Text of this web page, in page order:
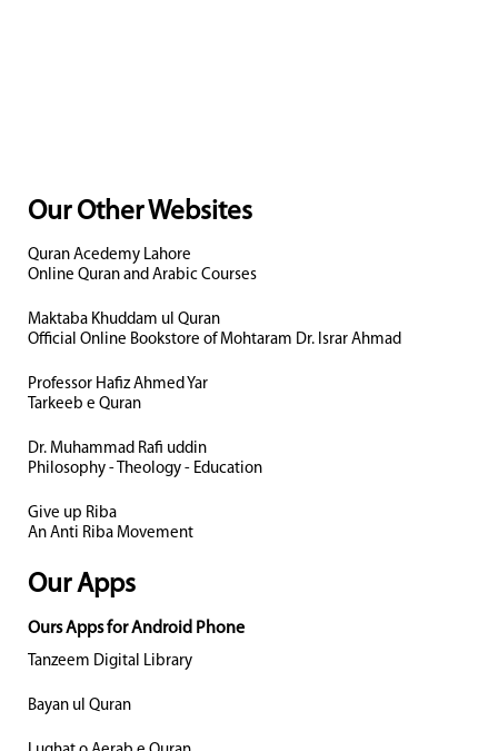
Our Other Websites
Quran Acedemy Lahore
Online Quran and Arabic Courses
Maktaba Khuddam ul Quran
Official Online Bookstore of Mohtaram Dr. Israr Ahmad
Professor Hafiz Ahmed Yar
Tarkeeb e Quran
Dr. Muhammad Rafi uddin
Philosophy - Theology - Education
Give up Riba
An Anti Riba Movement
Our Apps
Ours Apps for Android Phone
Tanzeem Digital Library
Bayan ul Quran